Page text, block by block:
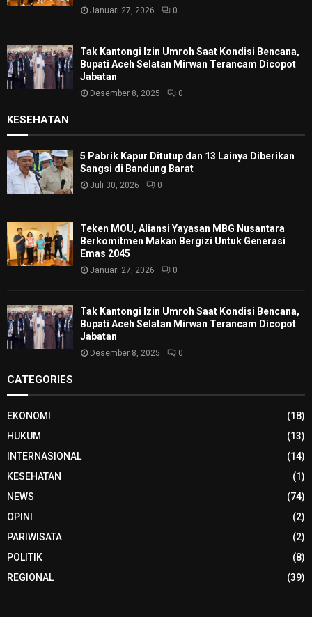
Januari 27, 2026 0
Tak Kantongi Izin Umroh Saat Kondisi Bencana,
Bupati Aceh Selatan Mirwan Terancam Dicopot
Jabatan
Desember 8, 2025 0
KESEHATAN
5 Pabrik Kapur Ditutup dan 13 Lainya Diberikan
Sangsi di Bandung Barat
Juli 30, 2026 0
Teken MOU, Aliansi Yayasan MBG Nusantara
Berkomitmen Makan Bergizi Untuk Generasi
Emas 2045
Januari 27, 2026 0
Tak Kantongi Izin Umroh Saat Kondisi Bencana,
Bupati Aceh Selatan Mirwan Terancam Dicopot
Jabatan
Desember 8, 2025 0
CATEGORIES
EKONOMI
(18)
HUKUM
(13)
INTERNASIONAL
(14)
KESEHATAN
(1)
NEWS
(74)
OPINI
(2)
PARIWISATA
(2)
POLITIK
(8)
REGIONAL
(39)